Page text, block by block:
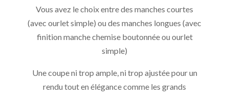
Vous avez le choix entre des manches courtes
(avec ourlet simple) ou des manches longues (avec
finition manche chemise boutonnée ou ourlet
simple)
Une coupe ni trop ample, ni trop ajustée pour un
rendu tout en élégance comme les grands